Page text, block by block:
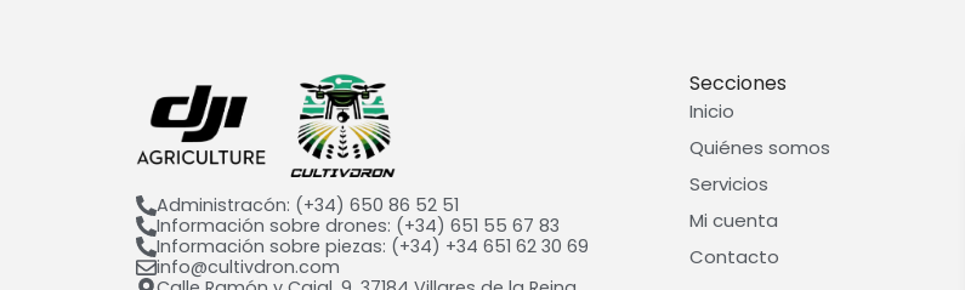
Administracón: (+34) 650 86 52 51
Información sobre drones: (+34) 651 55 67 83
Información sobre piezas: (+34) +34 651 62 30 69
info@cultivdron.com​
Secciones
Inicio
Quiénes somos
Servicios
Mi cuenta
Contacto